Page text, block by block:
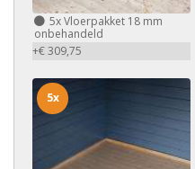
5xVloerpakket 18 mm
onbehandeld
+€ 309,75
5x